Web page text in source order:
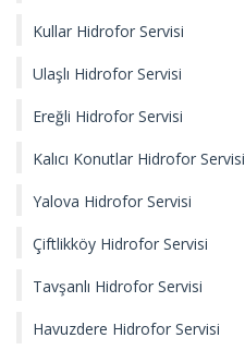
Kullar Hidrofor Servisi
Ulaşlı Hidrofor Servisi
Ereğli Hidrofor Servisi
Kalıcı Konutlar Hidrofor Servisi
Yalova Hidrofor Servisi
Çiftlikköy Hidrofor Servisi
Tavşanlı Hidrofor Servisi
Havuzdere Hidrofor Servisi